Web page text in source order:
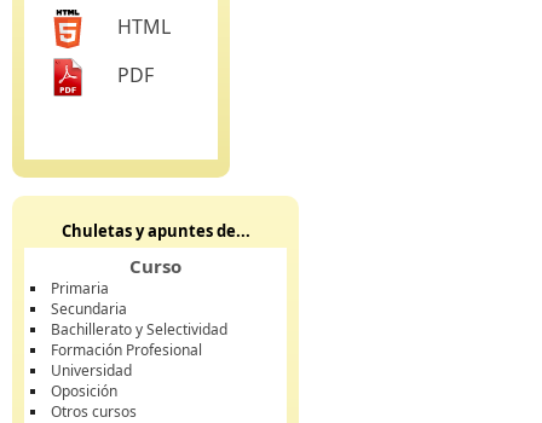
HTML
PDF
Chuletas y apuntes de...
Curso
Primaria
Secundaria
Bachillerato y Selectividad
Formación Profesional
Universidad
Oposición
Otros cursos